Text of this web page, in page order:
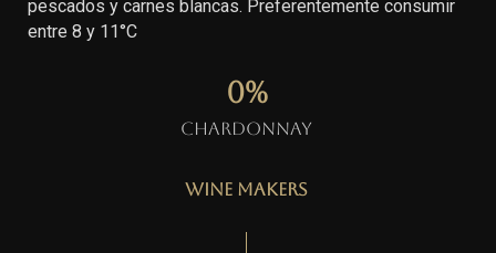
pescados y carnes blancas. Preferentemente consumir
entre 8 y 11°C
Chardonnay
0%
Wine Makers